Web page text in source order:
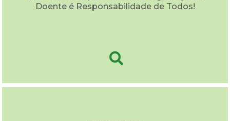
Doente é Responsabilidade de Todos!